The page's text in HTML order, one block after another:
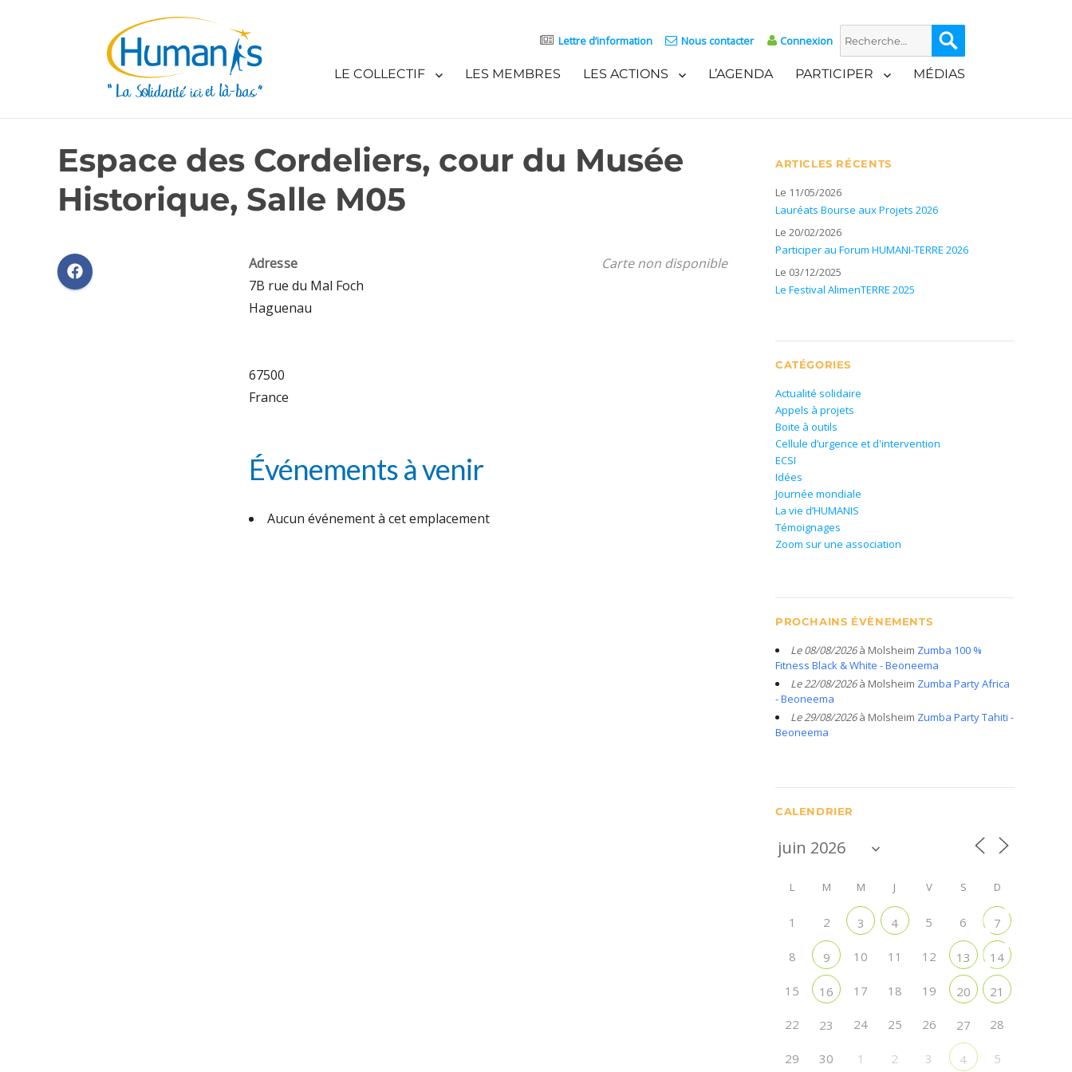
Lettre d’information Nous contacter Connexion
Recherche
pour :
LE COLLECTIF LES MEMBRES LES ACTIONS L’AGENDA PARTICIPER MÉDIAS
Espace des Cordeliers, cour du Musée
Historique, Salle M05
Carte non disponible
Adresse
7B rue du Mal Foch
Haguenau
67500
France
Événements à venir
Aucun événement à cet emplacement
ARTICLES RÉCENTS
Le 11/05/2026
Lauréats Bourse aux Projets 2026
Le 20/02/2026
Participer au Forum HUMANI-TERRE 2026
Le 03/12/2025
Le Festival AlimenTERRE 2025
CATÉGORIES
Actualité solidaire
Appels à projets
Boite à outils
Cellule d’urgence et d'intervention
ECSI
Idées
Journée mondiale
La vie d’HUMANIS
Témoignages
Zoom sur une association
PROCHAINS ÉVÈNEMENTS
Le 08/08/2026à Molsheim Zumba 100 %
Fitness Black & White - Beoneema
Le 22/08/2026à Molsheim Zumba Party Africa
- Beoneema
Le 29/08/2026à Molsheim Zumba Party Tahiti -
Beoneema
CALENDRIER
L M M J V S D
1 2 3 4 5 6 7
8 9 10 11 12 13 14
15 16 17 18 19 20 21
22 23 24 25 26 27 28
29 30 1 2 3 4 5